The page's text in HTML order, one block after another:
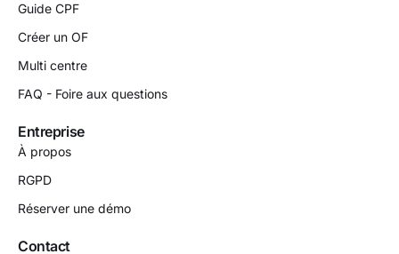
Guide CPF
Créer un OF
Multi centre
FAQ - Foire aux questions
Entreprise
À propos
RGPD
Réserver une démo
Contact